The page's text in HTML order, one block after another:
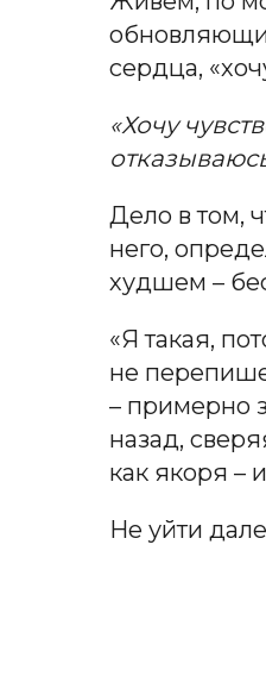
сердца,
«Хочу
Дело в том,
него,
худшем –
«Я такая,
не
– примерно
назад,
как якоря –
Не уйти